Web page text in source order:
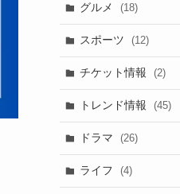
グルメ (18)
スポーツ (12)
チケット情報 (2)
トレンド情報 (45)
ドラマ (26)
ライフ (4)